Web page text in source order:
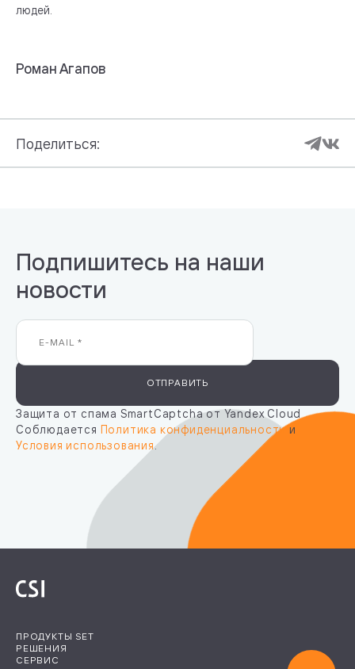
людей.
Роман Агапов
Поделиться:
Подпишитесь на наши
новости
ОТПРАВИТЬ
Защита от спама SmartCaptcha от Yandex Cloud
Соблюдается Политика конфиденциальностии
Условия использования.
ПРОДУКТЫ SET
РЕШЕНИЯ
СЕРВИС